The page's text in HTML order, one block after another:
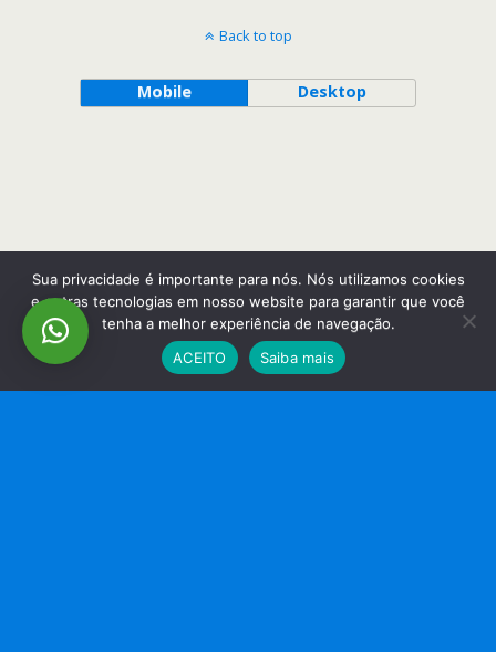
Back to top
Mobile Desktop
Sua privacidade é importante para nós. Nós utilizamos cookies
e outras tecnologias em nosso website para garantir que você
tenha a melhor experiência de navegação.
ACEITO
Saiba mais